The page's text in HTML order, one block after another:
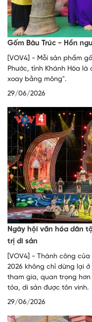
Gốm Bàu Trúc - Hồn
[VOV4] - Mỗi sản phẩm
Phước, tỉnh Khánh Hòa
xoay bằng mông".
29/06/2026
Ngày hội văn hóa dân
trị di sản
[VOV4] - Thành công
2026 không chỉ dừng lại
tham gia, quan trọng
tỏa, di sản được tôn vinh.
29/06/2026